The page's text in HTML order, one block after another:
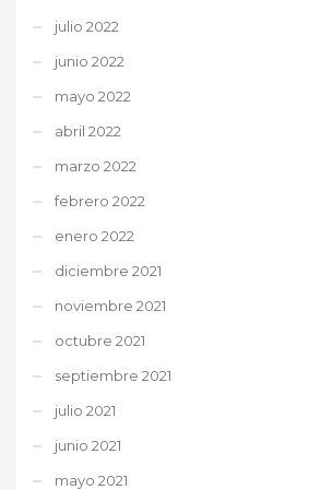
julio 2022
junio 2022
mayo 2022
abril 2022
marzo 2022
febrero 2022
enero 2022
diciembre 2021
noviembre 2021
octubre 2021
septiembre 2021
julio 2021
junio 2021
mayo 2021